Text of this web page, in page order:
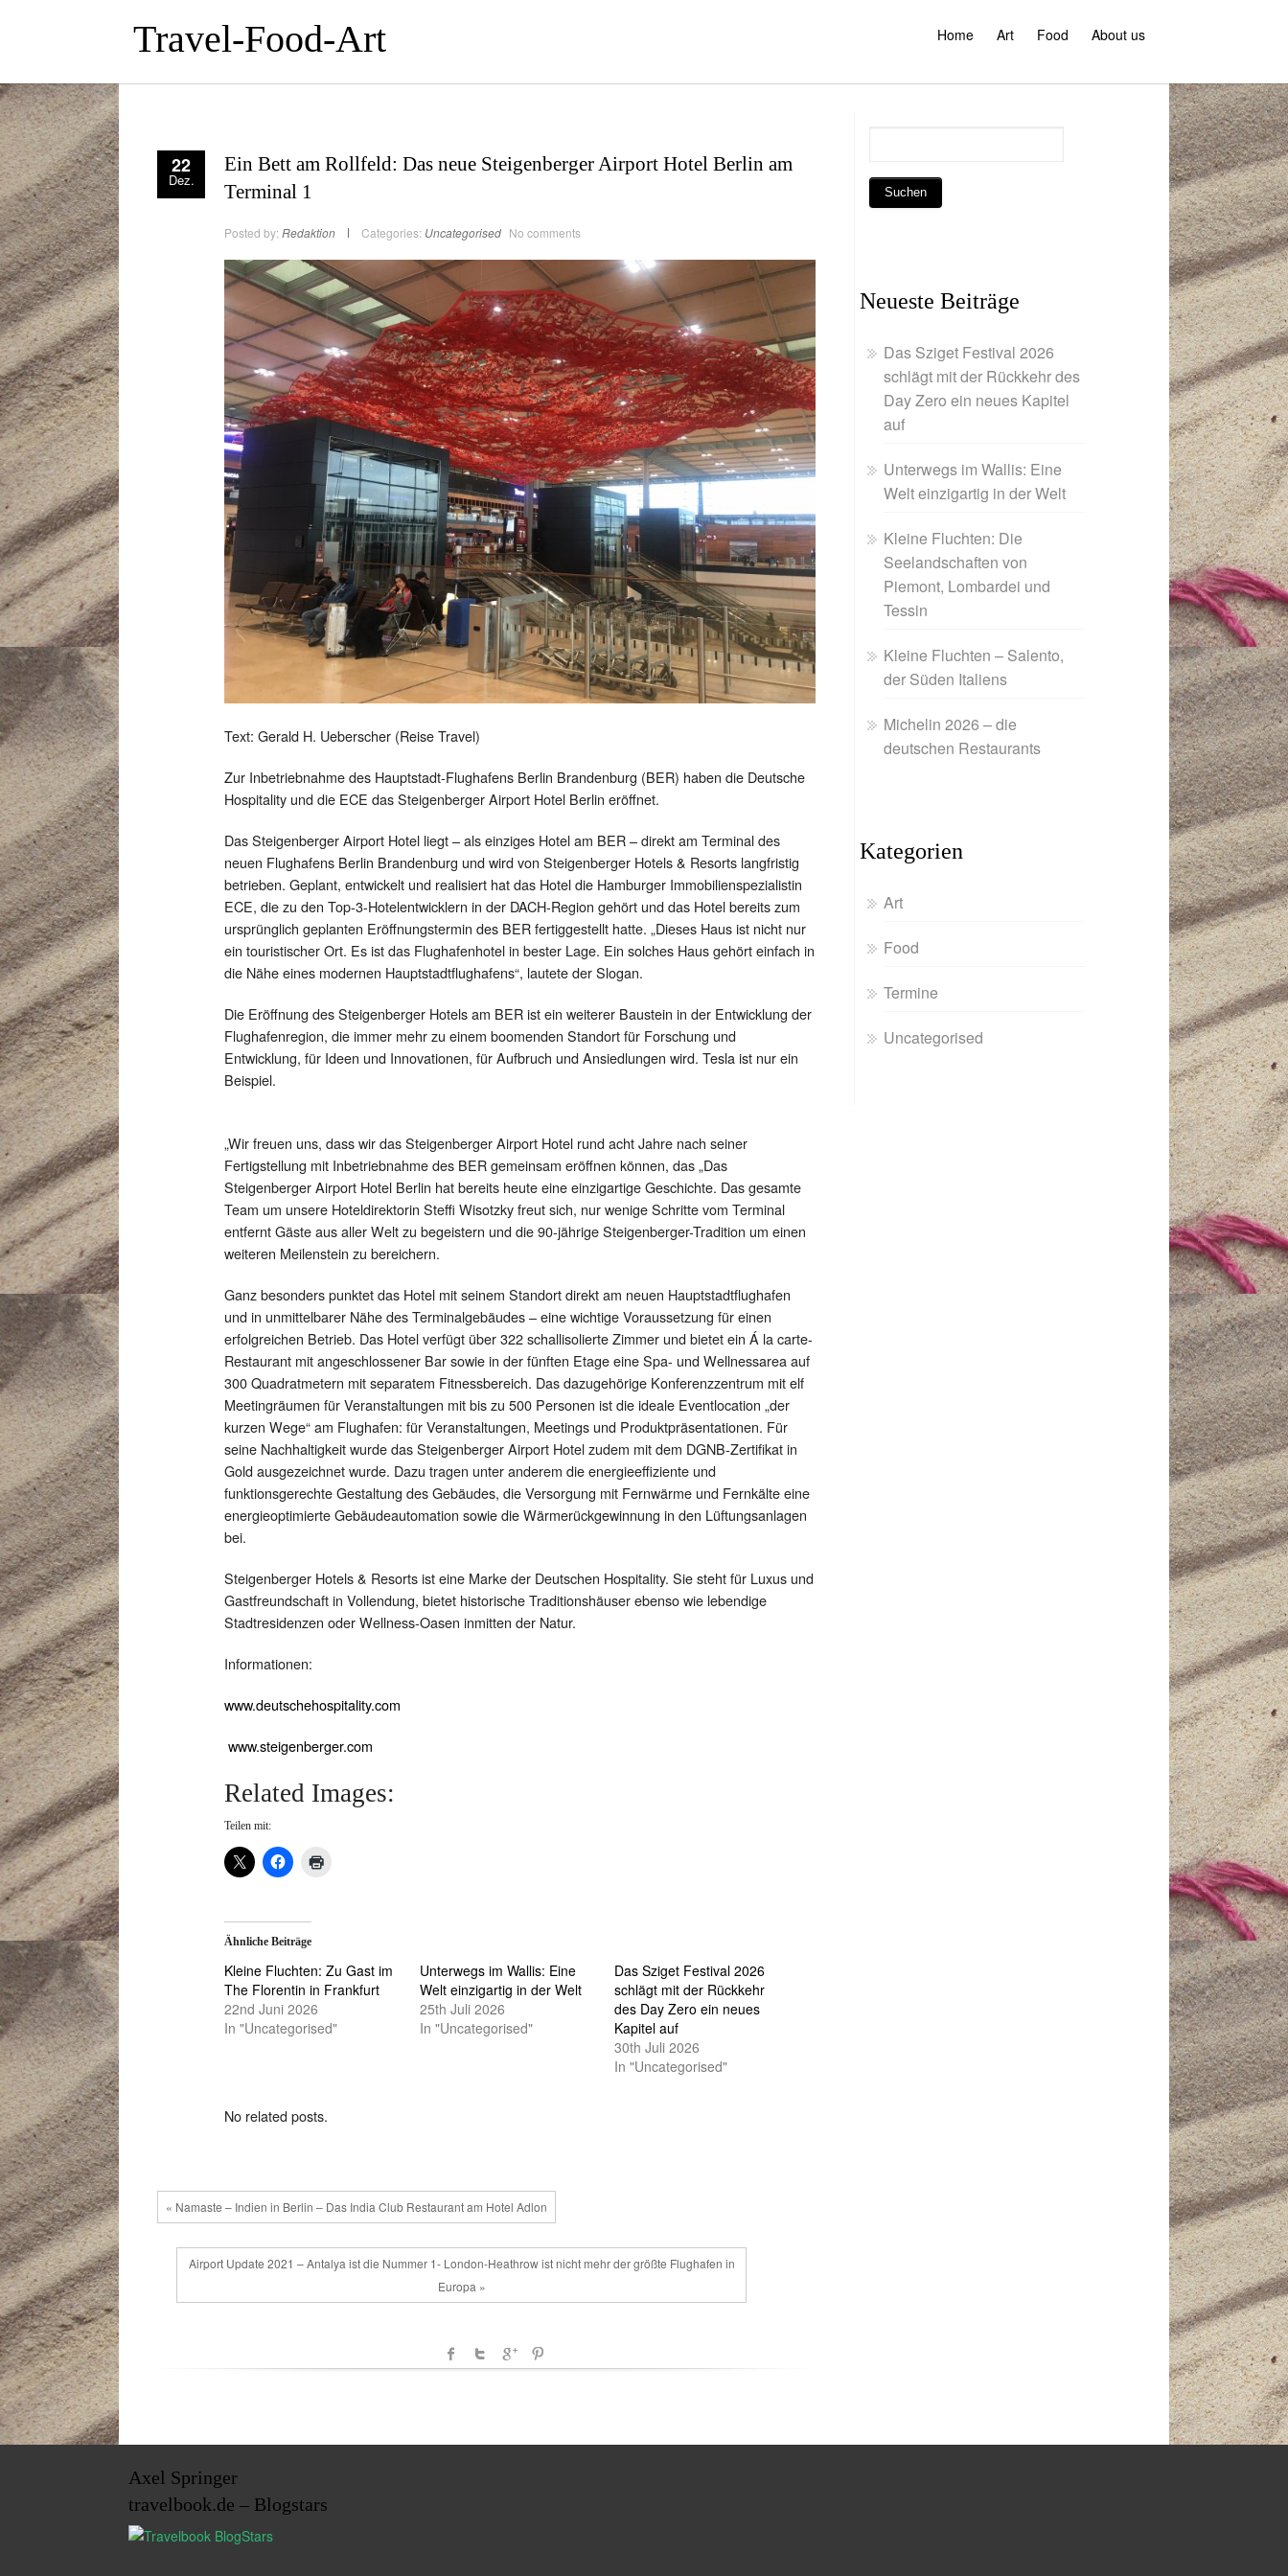
Travel-Food-Art Home Art Food About us
22
Dez.
Ein Bett am Rollfeld: Das neue Steigenberger Airport Hotel Berlin am
Terminal 1
Posted by: Redaktion Categories: Uncategorised No comments
Text: Gerald H. Ueberscher (Reise Travel)
Zur Inbetriebnahme des Hauptstadt-Flughafens Berlin Brandenburg (BER) haben die Deutsche
Hospitality und die ECE das Steigenberger Airport Hotel Berlin eröffnet.
Das Steigenberger Airport Hotel liegt – als einziges Hotel am BER – direkt am Terminal des
neuen Flughafens Berlin Brandenburg und wird von Steigenberger Hotels & Resorts langfristig
betrieben. Geplant, entwickelt und realisiert hat das Hotel die Hamburger Immobilienspezialistin
ECE, die zu den Top-3-Hotelentwicklern in der DACH-Region gehört und das Hotel bereits zum
ursprünglich geplanten Eröffnungstermin des BER fertiggestellt hatte. „Dieses Haus ist nicht nur
ein touristischer Ort. Es ist das Flughafenhotel in bester Lage. Ein solches Haus gehört einfach in
die Nähe eines modernen Hauptstadtflughafens“, lautete der Slogan.
Die Eröffnung des Steigenberger Hotels am BER ist ein weiterer Baustein in der Entwicklung der
Flughafenregion, die immer mehr zu einem boomenden Standort für Forschung und
Entwicklung, für Ideen und Innovationen, für Aufbruch und Ansiedlungen wird. Tesla ist nur ein
Beispiel.
„Wir freuen uns, dass wir das Steigenberger Airport Hotel rund acht Jahre nach seiner
Fertigstellung mit Inbetriebnahme des BER gemeinsam eröffnen können, das „Das
Steigenberger Airport Hotel Berlin hat bereits heute eine einzigartige Geschichte. Das gesamte
Team um unsere Hoteldirektorin Steffi Wisotzky freut sich, nur wenige Schritte vom Terminal
entfernt Gäste aus aller Welt zu begeistern und die 90-jährige Steigenberger-Tradition um einen
weiteren Meilenstein zu bereichern.
Ganz besonders punktet das Hotel mit seinem Standort direkt am neuen Hauptstadtflughafen
und in unmittelbarer Nähe des Terminalgebäudes – eine wichtige Voraussetzung für einen
erfolgreichen Betrieb. Das Hotel verfügt über 322 schallisolierte Zimmer und bietet ein Á la carte-
Restaurant mit angeschlossener Bar sowie in der fünften Etage eine Spa- und Wellnessarea auf
300 Quadratmetern mit separatem Fitnessbereich. Das dazugehörige Konferenzzentrum mit elf
Meetingräumen für Veranstaltungen mit bis zu 500 Personen ist die ideale Eventlocation „der
kurzen Wege“ am Flughafen: für Veranstaltungen, Meetings und Produktpräsentationen. Für
seine Nachhaltigkeit wurde das Steigenberger Airport Hotel zudem mit dem DGNB-Zertifikat in
Gold ausgezeichnet wurde. Dazu tragen unter anderem die energieeffiziente und
funktionsgerechte Gestaltung des Gebäudes, die Versorgung mit Fernwärme und Fernkälte eine
energieoptimierte Gebäudeautomation sowie die Wärmerückgewinnung in den Lüftungsanlagen
bei.
Steigenberger Hotels & Resorts ist eine Marke der Deutschen Hospitality. Sie steht für Luxus und
Gastfreundschaft in Vollendung, bietet historische Traditionshäuser ebenso wie lebendige
Stadtresidenzen oder Wellness-Oasen inmitten der Natur.
Informationen:
www.deutschehospitality.com
www.steigenberger.com
Related Images:
Teilen mit:
Ähnliche Beiträge
Kleine Fluchten: Zu Gast im
The Florentin in Frankfurt
22nd Juni 2026
In "Uncategorised"
Unterwegs im Wallis: Eine
Welt einzigartig in der Welt
25th Juli 2026
In "Uncategorised"
Das Sziget Festival 2026
schlägt mit der Rückkehr
des Day Zero ein neues
Kapitel auf
30th Juli 2026
In "Uncategorised"
No related posts.
« Namaste – Indien in Berlin – Das India Club Restaurant am Hotel Adlon
Airport Update 2021 – Antalya ist die Nummer 1- London-Heathrow ist nicht mehr der größte Flughafen in
Europa »
Neueste Beiträge
Das Sziget Festival 2026
schlägt mit der Rückkehr des
Day Zero ein neues Kapitel
auf
Unterwegs im Wallis: Eine
Welt einzigartig in der Welt
Kleine Fluchten: Die
Seelandschaften von
Piemont, Lombardei und
Tessin
Kleine Fluchten – Salento,
der Süden Italiens
Michelin 2026 – die
deutschen Restaurants
Kategorien
Art
Food
Termine
Uncategorised
Axel Springer
travelbook.de – Blogstars